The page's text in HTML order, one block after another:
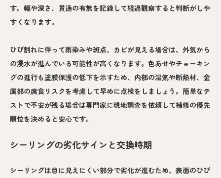
す。幅や深さ、貫通の有無を記録して経過観察すると判断がしや
すくなります。
ひび割れに伴って雨染みや斑点、カビが見える場合は、外気から
の浸水が進んでいる可能性が高くなります。色あせやチョーキン
グの進行も塗膜保護の低下を示すため、内部の湿気や断熱材、金
属部の腐食リスクを考慮して早めに点検をしましょう。簡単なテ
ストで不安が残る場合は専門家に現地調査を依頼して補修の優先
順位を決めると安心です。
シーリングの劣化サインと交換時期
シーリングは目に見えにくい部分で劣化が進むため、表面のひび